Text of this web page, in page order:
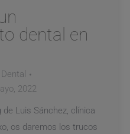
dental en
2022
de Luis Sánchez, clínica
os daremos los trucos